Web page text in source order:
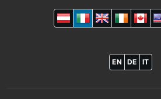
EN DE IT